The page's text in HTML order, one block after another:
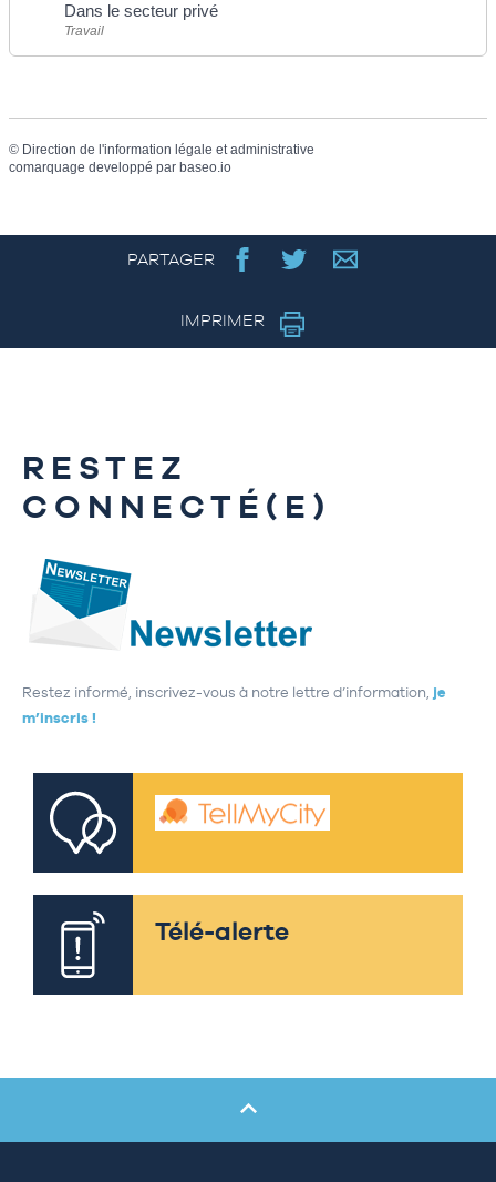
Dans le secteur privé
Travail
© Direction de l'information légale et administrative
comarquage developpé par baseo.io
PARTAGER
IMPRIMER
RESTEZ
CONNECTÉ(E)
Restez informé, inscrivez-vous à notre lettre d’information, je
m’inscris !
Télé-alerte